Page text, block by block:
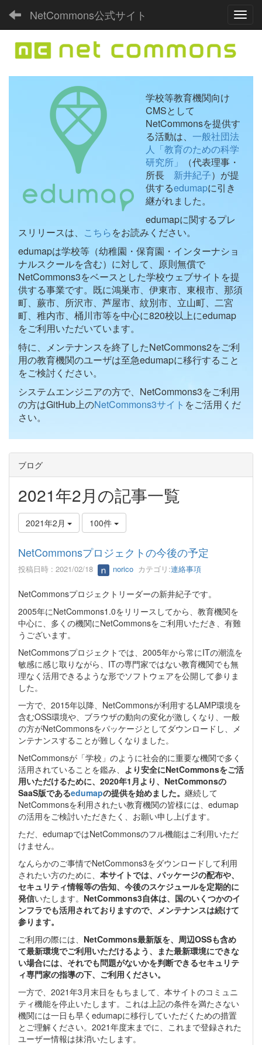
NetCommons公式サイト
学校等教育機関向け
CMSとして
NetCommonsを提供す
る活動は、 一般社団法
人「教育のための科学
研究所」
（代表理事・
所長 新井紀子）が提
供するedumapに引き
継がれました。
edumapに関するプレ
スリリースは、 こちらをお読みください。
edumapは学校等（幼稚園・保育園・インターナショ
ナルスクールを含む）に対して、原則無償で
NetCommons3をベースとした学校ウェブサイトを提
供する事業です。既に鴻巣市、伊東市、東根市、那須
町、蕨市、所沢市、芦屋市、紋別市、立山町、二宮
町、稚内市、桶川市等を中心に820校以上にedumap
をご利用いただいています。
特に、メンテナンスを終了したNetCommons2をご利
用の教育機関のユーザは至急edumapに移行すること
をご検討ください。
システムエンジニアの方で、NetCommons3をご利用
の方はGitHub上のNetCommons3サイト をご活用くだ
さい。
ブログ
2021年2月の記事一覧
2021年2月 100件
NetCommonsプロジェクトの今後の予定
投稿日時 : 2021/02/18 norico カテゴリ:連絡事項
NetCommonsプロジェクトリーダーの新井紀子です。
2005年にNetCommons1.0をリリースしてから、教育機関を
中心に、多くの機関にNetCommonsをご利用いただき、有難
うございます。
NetCommonsプロジェクトでは、2005年から常にITの潮流を
敏感に感じ取りながら、ITの専門家ではない教育機関でも無
理なく活用できるような形でソフトウェアを公開して参りま
した。
一方で、2015年以降、NetCommonsが利用するLAMP環境を
含むOSS環境や、ブラウザの動向の変化が激しくなり、一般
の方がNetCommonsをパッケージとしてダウンロードし、メ
ンテナンスすることが難しくなりました。
NetCommonsが「学校」のように社会的に重要な機関で多く
活用されていることを鑑み、 より安全にNetCommonsをご活
用いただけるために、2020年1月より、NetCommonsの
SaaS版であるedumapの提供を始めました。 継続して
NetCommonsを利用されたい教育機関の皆様には、edumap
の活用をご検討いただきたく、お願い申し上げます。
ただ、edumapではNetCommonsのフル機能はご利用いただ
けません。
なんらかのご事情でNetCommons3をダウンロードして利用
されたい方のために、 本サイトでは、パッケージの配布や、
セキュリティ情報等の告知、今後のスケジュールを定期的に
発信いたします。 NetCommons3自体は、国のいくつかのイ
ンフラでも活用されておりますので、メンテナンスは続けて
参ります。
ご利用の際には、 NetCommons最新版を、周辺OSSも含め
て最新環境でご利用いただけるよう、また最新環境にできな
い場合には、それでも問題がないかを判断できるセキュリテ
ィ専門家の指導の下、ご利用ください。
一方で、2021年3月末日をもちまして、本サイトのコミュニ
ティ機能を停止いたします。これは上記の条件を満たさない
機関には一日も早くedumapに移行していただくための措置
とご理解ください。2021年度末までに、これまで登録された
ユーザー情報は抹消いたします。